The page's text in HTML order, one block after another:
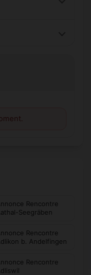
Rencontre
Seegräben
Rencontre
b. Andelfingen
Rencontre